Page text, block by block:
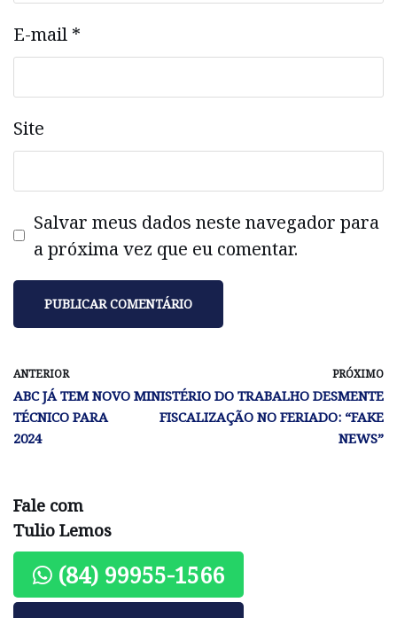
E-mail *
Site
Salvar meus dados neste navegador para
a próxima vez que eu comentar.
ANTERIOR
ABC JÁ TEM NOVO
TÉCNICO PARA
2024
PRÓXIMO
MINISTÉRIO DO TRABALHO DESMENTE
FISCALIZAÇÃO NO FERIADO: “FAKE
NEWS”
Fale com
Tulio Lemos
(84) 99955-1566